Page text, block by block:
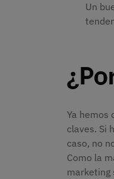
Un
Ya hemos
claves. Si
caso, no
Como la
marketing